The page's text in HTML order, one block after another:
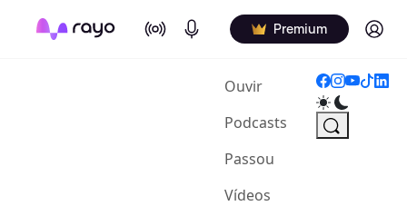
On Air Podcasts Premium Log in
Ouvir(current)
Podcasts
Passou
Vídeos